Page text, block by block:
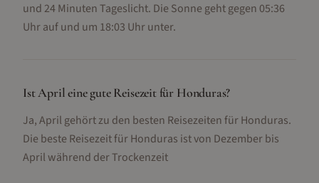
und 24 Minuten Tageslicht. Die Sonne geht gegen 05:36
Uhr auf und um 18:03 Uhr unter.
Ist April eine gute Reisezeit für Honduras?
Ja, April gehört zu den besten Reisezeiten für Honduras.
Die beste Reisezeit für Honduras ist von Dezember bis
April während der Trockenzeit